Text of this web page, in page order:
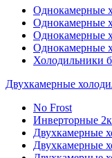
Однокамерные
Однокамерные
Однокамерные
Однокамерные
Холодильники
Двухкамерные
No Frost
Инверторные
Двухкамерные
Двухкамерные